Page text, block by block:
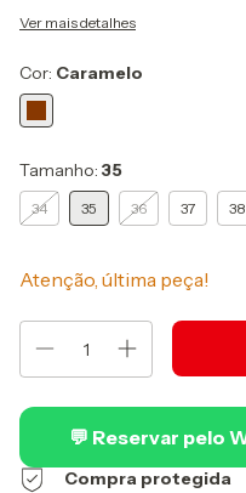
Ver mais detalhes
Cor: Caramelo
Tamanho: 35
34 35 36 37 38
Atenção, última peça!
💬 Reservar pelo
Compra protegida